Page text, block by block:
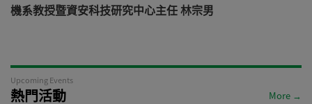
機系教授暨資安科技研究中心主任 林宗男
Upcoming Events
熱門活動 More →